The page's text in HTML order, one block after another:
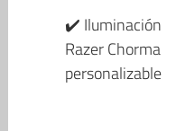
✔️ Iluminación
Razer Chorma
personalizable